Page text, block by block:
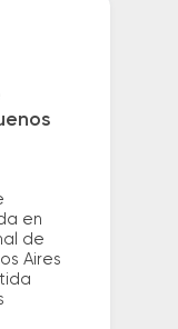
en
de
Aires